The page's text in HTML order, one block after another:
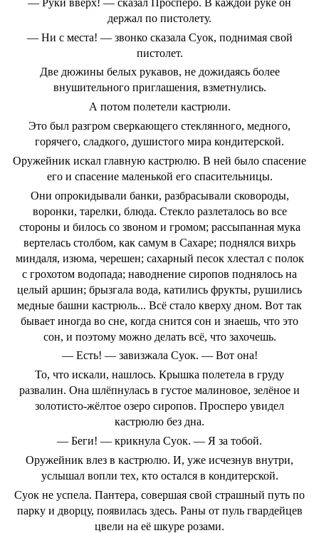
держал по пистолету.
— Ни с места! — звонко сказала Суок, поднимая свой
пистолет.
Две дюжины белых рукавов, не дожидаясь более
внушительного приглашения, взметнулись.
А потом полетели кастрюли.
Это был разгром сверкающего стеклянного, медного,
горячего, сладкого, душистого мира кондитерской.
Оружейник искал главную кастрюлю. В ней было спасение
его и спасение маленькой его спасительницы.
Они опрокидывали банки, разбрасывали сковороды,
воронки, тарелки, блюда. Стекло разлеталось во все
стороны и билось со звоном и громом; рассыпанная мука
вертелась столбом, как самум в Сахаре; поднялся вихрь
миндаля, изюма, черешен; сахарный песок хлестал с полок
с грохотом водопада; наводнение сиропов поднялось на
целый аршин; брызгала вода, катились фрукты, рушились
медные башни кастрюль... Всё стало кверху дном. Вот так
бывает иногда во сне, когда снится сон и знаешь, что это
сон, и поэтому можно делать всё, что захочешь.
— Есть! — завизжала Суок. — Вот она!
То, что искали, нашлось. Крышка полетела в груду
развалин. Она шлёпнулась в густое малиновое, зелёное и
золотисто-жёлтое озеро сиропов. Просперо увидел
кастрюлю без дна.
— Беги! — крикнула Суок. — Я за тобой.
Оружейник влез в кастрюлю. И, уже исчезнув внутри,
услышал вопли тех, кто остался в кондитерской.
Суок не успела. Пантера, совершая свой страшный путь по
парку и дворцу, появилась здесь. Раны от пуль гвардейцев
цвели на её шкуре розами.